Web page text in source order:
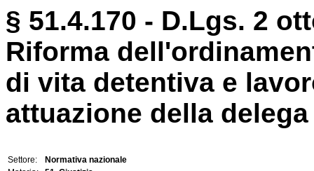
§ 51.4.170 - D.Lgs. 2
Riforma
di vita detentiva e
attuazione della
Settore:
Normativa nazionale